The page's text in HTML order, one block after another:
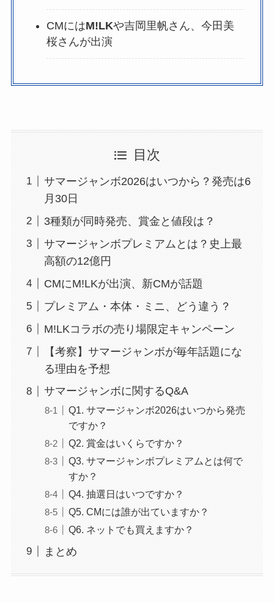
CMにはM!LKや吉岡里帆さん、今田美
桜さんが出演
目次
サマージャンボ2026はいつから？発売は6
月30日
3種類が同時発売、賞金と値段は？
サマージャンボプレミアムとは？史上最
高額の12億円
CMにM!LKが出演、新CMが話題
プレミアム・本体・ミニ、どう違う？
M!LKコラボの売り場限定キャンペーン
【考察】サマージャンボが毎年話題にな
る理由を予想
サマージャンボに関するQ&A
Q1. サマージャンボ2026はいつから発売
ですか？
Q2. 賞金はいくらですか？
Q3. サマージャンボプレミアムとは何で
すか？
Q4. 抽選日はいつですか？
Q5. CMには誰が出ていますか？
Q6. ネットでも買えますか？
まとめ